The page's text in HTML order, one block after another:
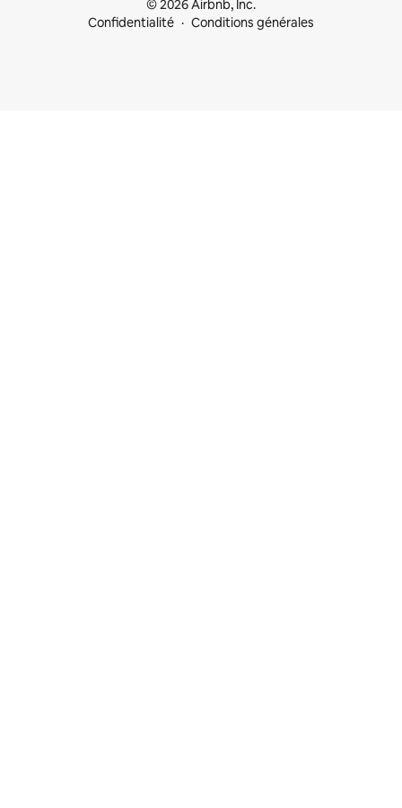
© 2026 Airbnb, Inc.
Confidentialité
Conditions générales